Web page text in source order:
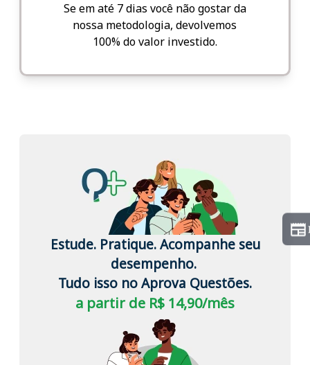
Se em até 7 dias você não gostar da
nossa metodologia, devolvemos
100% do valor investido.
Estude. Pratique. Acompanhe seu
desempenho.
Tudo isso no Aprova Questões.
a partir de R$ 14,90/mês